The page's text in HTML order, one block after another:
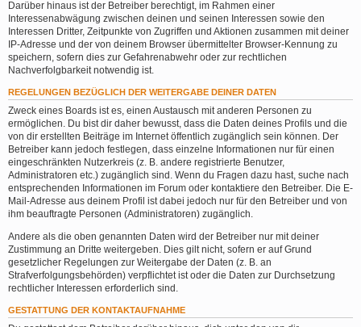
Darüber hinaus ist der Betreiber berechtigt, im Rahmen einer
Interessenabwägung zwischen deinen und seinen Interessen sowie den
Interessen Dritter, Zeitpunkte von Zugriffen und Aktionen zusammen mit deiner
IP-Adresse und der von deinem Browser übermittelter Browser-Kennung zu
speichern, sofern dies zur Gefahrenabwehr oder zur rechtlichen
Nachverfolgbarkeit notwendig ist.
REGELUNGEN BEZÜGLICH DER WEITERGABE DEINER DATEN
Zweck eines Boards ist es, einen Austausch mit anderen Personen zu
ermöglichen. Du bist dir daher bewusst, dass die Daten deines Profils und die
von dir erstellten Beiträge im Internet öffentlich zugänglich sein können. Der
Betreiber kann jedoch festlegen, dass einzelne Informationen nur für einen
eingeschränkten Nutzerkreis (z. B. andere registrierte Benutzer,
Administratoren etc.) zugänglich sind. Wenn du Fragen dazu hast, suche nach
entsprechenden Informationen im Forum oder kontaktiere den Betreiber. Die E-
Mail-Adresse aus deinem Profil ist dabei jedoch nur für den Betreiber und von
ihm beauftragte Personen (Administratoren) zugänglich.
Andere als die oben genannten Daten wird der Betreiber nur mit deiner
Zustimmung an Dritte weitergeben. Dies gilt nicht, sofern er auf Grund
gesetzlicher Regelungen zur Weitergabe der Daten (z. B. an
Strafverfolgungsbehörden) verpflichtet ist oder die Daten zur Durchsetzung
rechtlicher Interessen erforderlich sind.
GESTATTUNG DER KONTAKTAUFNAHME